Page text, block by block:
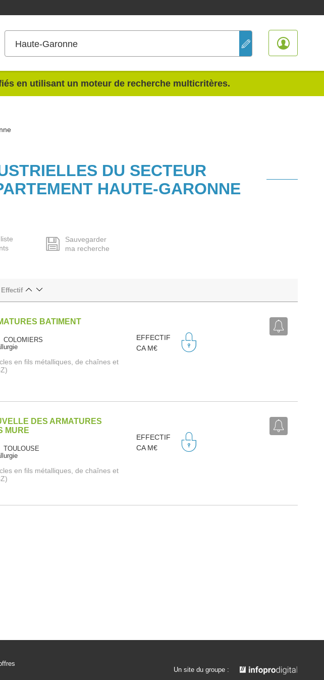
Haute-Garonne
en utilisant un moteur de recherche multicritères.
DU SECTEUR
HAUTE-GARONNE
Sauvegarder
ma recherche
Effectif
BATIMENT
COLOMIERS
en fils métalliques, de chaînes et
EFFECTIF
CA M€
DES ARMATURES
MURE
TOULOUSE
en fils métalliques, de chaînes et
EFFECTIF
CA M€
Un site du groupe :